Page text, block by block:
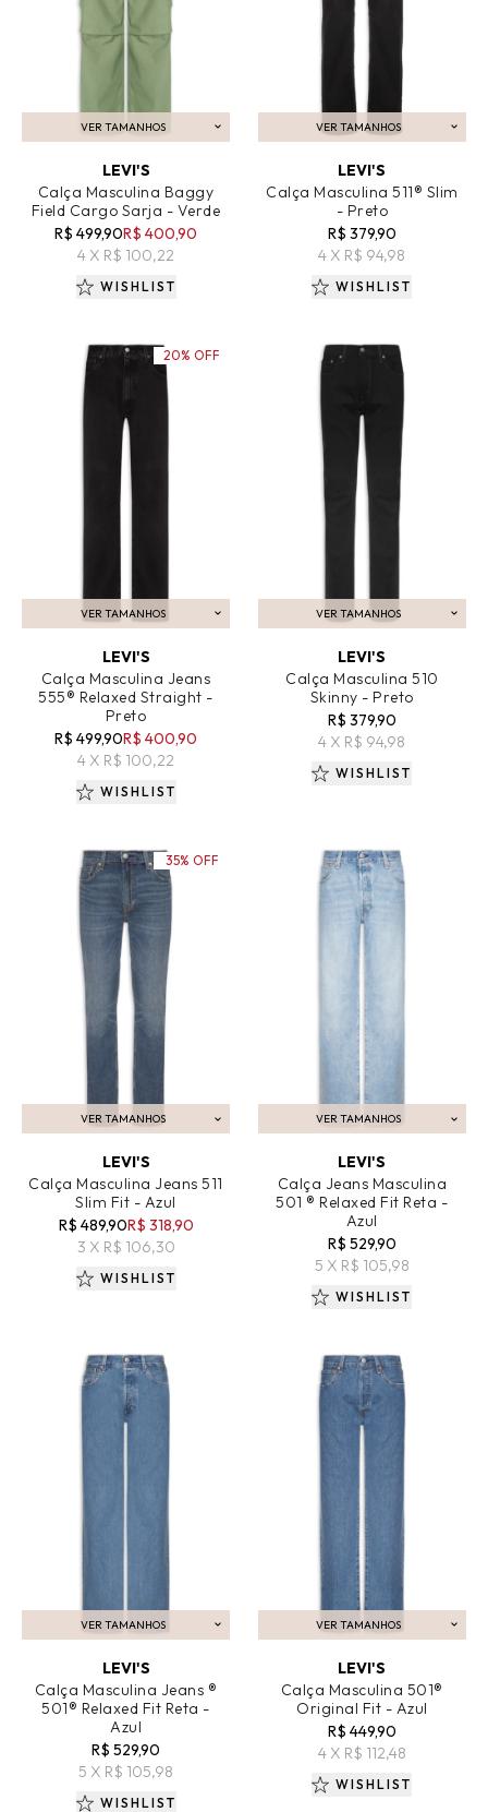
VER TAMANHOS
ADICIONAR AO CARRINHO
LEVI'S
Calça Masculina Baggy
Field Cargo Sarja - Verde
R$ 499,90R$ 400,90
4 X R$ 100,22
WISHLIST
VER TAMANHOS
ADICIONAR AO CARRINHO
LEVI'S
Calça Masculina 511® Slim
- Preto
R$ 379,90
4 X R$ 94,98
WISHLIST
VER TAMANHOS
ADICIONAR AO CARRINHO
LEVI'S
Calça Masculina Jeans
555® Relaxed Straight -
Preto
R$ 499,90R$ 400,90
4 X R$ 100,22
20% OFF
WISHLIST
VER TAMANHOS
ADICIONAR AO CARRINHO
LEVI'S
Calça Masculina 510
Skinny - Preto
R$ 379,90
4 X R$ 94,98
WISHLIST
VER TAMANHOS
ADICIONAR AO CARRINHO
LEVI'S
Calça Masculina Jeans 511
Slim Fit - Azul
R$ 489,90R$ 318,90
3 X R$ 106,30
35% OFF
WISHLIST
VER TAMANHOS
ADICIONAR AO CARRINHO
LEVI'S
Calça Jeans Masculina
501 ® Relaxed Fit Reta -
Azul
R$ 529,90
5 X R$ 105,98
WISHLIST
VER TAMANHOS
ADICIONAR AO CARRINHO
LEVI'S
Calça Masculina Jeans ®
501® Relaxed Fit Reta -
Azul
R$ 529,90
5 X R$ 105,98
WISHLIST
VER TAMANHOS
ADICIONAR AO CARRINHO
LEVI'S
Calça Masculina 501®
Original Fit - Azul
R$ 449,90
4 X R$ 112,48
WISHLIST